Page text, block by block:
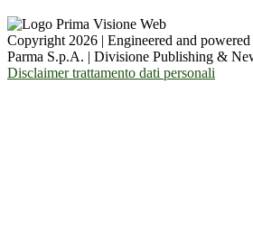
Copyright 2026 | Engineered and
Parma S.p.A. | Divisione Publishing &
Disclaimer trattamento dati personali